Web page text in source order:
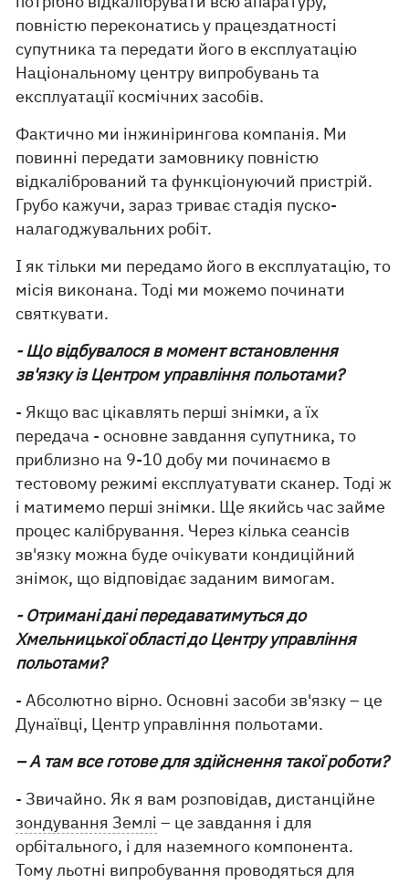
повністю переконатись у працездатності
супутника та передати його в експлуатацію
Національному центру випробувань та
експлуатації космічних засобів.
Фактично ми інжинірингова компанія. Ми
повинні передати замовнику повністю
відкалібрований та функціонуючий пристрій.
Грубо кажучи, зараз триває стадія пуско-
налагоджувальних робіт.
І як тільки ми передамо його в експлуатацію, то
місія виконана. Тоді ми можемо починати
святкувати.
- Що відбувалося в момент встановлення
зв'язку із Центром управління польотами?
- Якщо вас цікавлять перші знімки, а їх
передача - основне завдання супутника, то
приблизно на 9-10 добу ми починаємо в
тестовому режимі експлуатувати сканер. Тоді ж
і матимемо перші знімки. Ще якийсь час займе
процес калібрування. Через кілька сеансів
зв'язку можна буде очікувати кондиційний
знімок, що відповідає заданим вимогам.
- Отримані дані передаватимуться до
Хмельницької області до Центру управління
польотами?
- Абсолютно вірно. Основні засоби зв'язку – це
Дунаївці, Центр управління польотами.
– А там все готове для здійснення такої роботи?
- Звичайно. Як я вам розповідав, дистанційне
зондування Землі – це завдання і для
орбітального, і для наземного компонента.
Тому льотні випробування проводяться для